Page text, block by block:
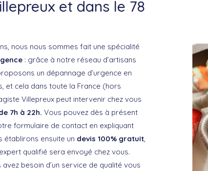
et dans le 78
nous nous sommes fait une spécialité
: grâce à notre réseau d’artisans
un dépannage d’urgence en
et cela dans toute la France (hors
Villepreux peut intervenir chez vous
7h à 22h. Vous pouvez dès à présent
formulaire de contact en expliquant
établirons ensuite un devis 100% gratuit,
qualifié sera envoyé chez vous.
avez besoin d’un service de qualité vous